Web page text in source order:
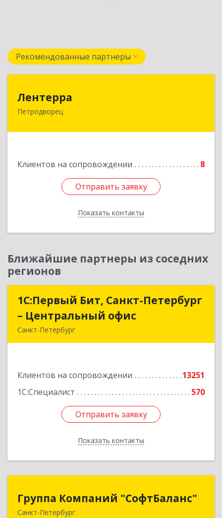
Рекомендованные партнеры
Лентерра
Петродворец
Клиентов на сопровождении 8
Отправить заявку
Показать контакты
198517, Санкт-Петербург, Петергоф г,
Отправить заявку
Назад
Ближайшие партнеры из соседних
регионов
1С:Первый Бит, Санкт-Петербург
– Центральный офис
Санкт-Петербург
Клиентов на сопровождении
13251
1С:Специалист
570
Отправить заявку
Показать контакты
1С:Первый Бит, Санкт-Петербург
– Центральный офис
Отправить заявку
Назад
Группа Компаний "СофтБаланс"
Санкт-Петербург
Группа Компаний "СофтБаланс"
195112, Санкт-Петербург г, Заневский пр-кт,